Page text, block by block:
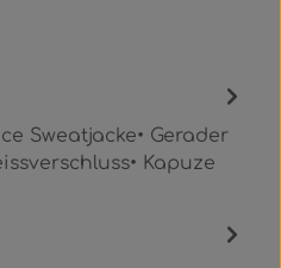
Sweatjacke• Gerader
Kapuze